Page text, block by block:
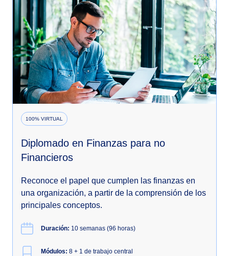
100% VIRTUAL
Diplomado en Finanzas para no
Financieros
Reconoce el papel que cumplen las finanzas en
una organización, a partir de la comprensión de los
principales conceptos.
Duración: 10 semanas (96 horas)
Módulos: 8 + 1 de trabajo central